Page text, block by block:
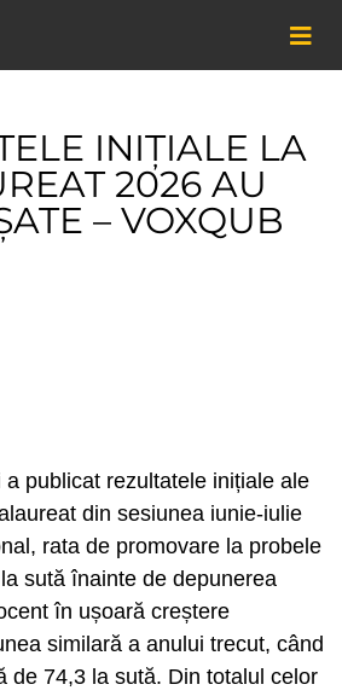
INIȚIALE LA
2026 AU
– VOXQUB
publicat rezultatele inițiale ale
din sesiunea iunie-iulie
rata de promovare la probele
sută înainte de depunerea
în ușoară creștere
similară a anului trecut, când
de 74,3 la sută. Din totalul celor